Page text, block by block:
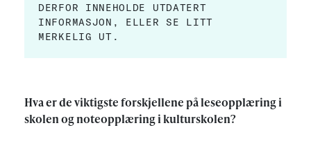
DERFOR INNEHOLDE UTDATERT
INFORMASJON, ELLER SE LITT
MERKELIG UT.
Hva er de viktigste forskjellene på leseopplæring i
skolen og noteopplæring i kulturskolen?